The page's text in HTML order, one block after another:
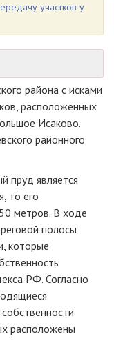
участков у
района с исками
расположенных
Исаково.
районного
пруд является
то его
метров. В ходе
полосы
которые
РФ. Согласно
расположены